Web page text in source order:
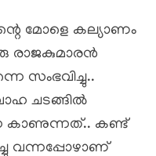
മോളെ കല്യാണം
രാജകുമാരൻ
സംഭവിച്ചു..
ചടങ്ങിൽ
കാണുന്നത്.. കണ്ട്
വന്നപ്പോഴാണ്